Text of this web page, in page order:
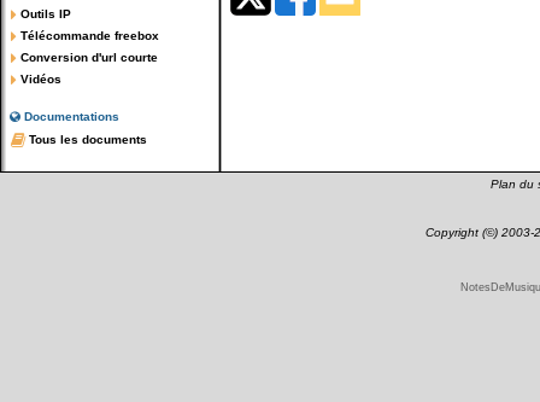
Outils IP
Télécommande freebox
Conversion d'url courte
Vidéos
Documentations
Tous les documents
Plan du
Copyright (©) 2003-